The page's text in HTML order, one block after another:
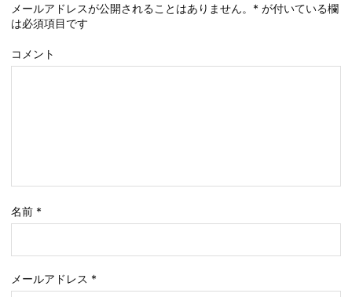
メールアドレスが公開されることはありません。 * が付いている欄
は必須項目です
コメント
名前 *
メールアドレス *